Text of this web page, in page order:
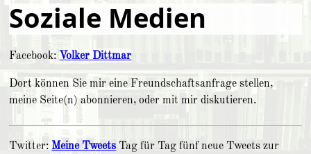
Soziale Medien
Facebook:Volker Dittmar
Dort können Sie mir eine Freundschaftsanfrage stellen,
meine Seite(n) abonnieren, oder mit mir diskutieren.
Twitter: Meine Tweets Tag für Tag fünf neue Tweets zur